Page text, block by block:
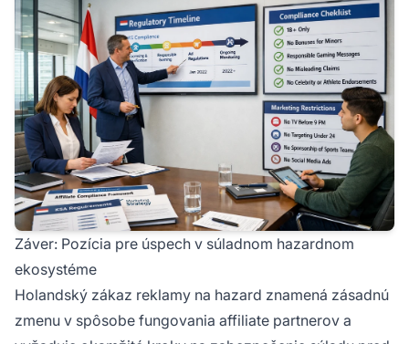
Záver: Pozícia pre úspech v súladnom hazardnom
ekosystéme
Holandský zákaz reklamy na hazard znamená zásadnú
zmenu v spôsobe fungovania affiliate partnerov a